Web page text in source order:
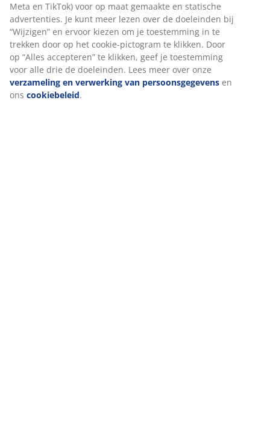
Meta en TikTok) voor op maat gemaakte en statische
advertenties. Je kunt meer lezen over de doeleinden bij
“Wijzigen” en ervoor kiezen om je toestemming in te
trekken door op het cookie-pictogram te klikken. Door
op “Alles accepteren” te klikken, geef je toestemming
voor alle drie de doeleinden. Lees meer over onze
verzameling en verwerking van persoonsgegevens en
ons cookiebeleid.